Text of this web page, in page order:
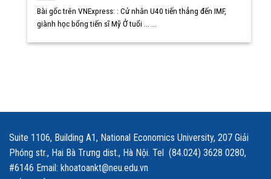
Bài gốc trên VNExpress: : Cử nhân U40 tiến thẳng đến IMF,
giành học bổng tiến sĩ Mỹ Ở tuổi ... ...
Suite 1106, Building A1, National Economics University, 207 Giải
Phóng str., Hai Bà Trưng dist., Hà Nội. Tel (84.024) 3628 0280,
#6146 Email: khoatoankt@neu.edu.vn